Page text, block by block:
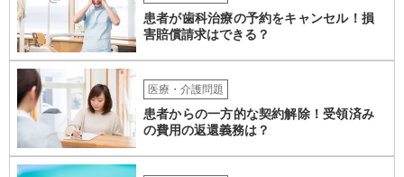
に対するお子さんのストレスが出ている可能性も高いところです。 な
ので、まだそのグループホームに入って日が浅いなどの場合には、も
う少し様子を見るしかありませんが、時間が経っているのに２度目の
他害行動があったということであれば、問題は思ったより深刻かもし
れません。 いずれにせよ、一度職員の方と暴力が生じた際の事実経緯
を確認し、またその直近に何か変化がなかったかなどのお子さんの障
がい特性に照らした原因分析をしてみると再発防止策が浮かぶかもし
れません。
患者が歯科治療の予約をキャンセル！損
害賠償請求はできる？
医療・介護問題
患者からの一方的な契約解除！受領済み
の費用の返還義務は？